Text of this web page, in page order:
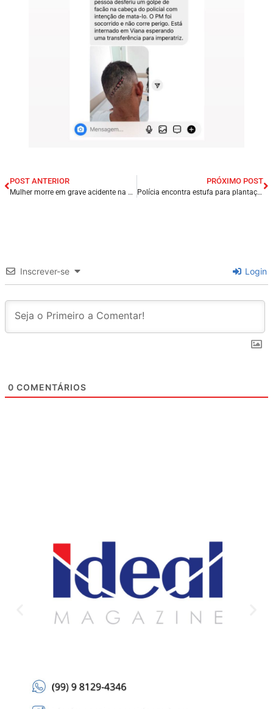
POST ANTERIOR
Mulher morre em grave acidente na MA-020 na cidade de Coroatá/MA.
PRÓXIMO POST
Polícia encontra estufa para plantação de maconha dentro de casa na Zona Sul de Teresina/PI.
Inscrever-se Login
0 COMENTÁRIOS